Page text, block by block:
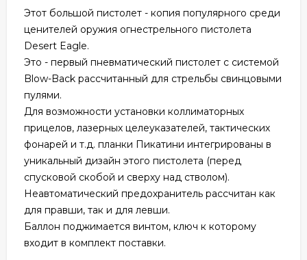
Этот большой пистолет - копия популярного среди
ценителей оружия огнестрельного пистолета
Desert Eagle.
Это - первый пневматический пистолет с системой
Blow-Back рассчитанный для стрельбы свинцовыми
пулями.
Для возможности установки коллиматорных
прицелов, лазерных целеуказателей, тактических
фонарей и т.д. планки Пикатини интегрированы в
уникальный дизайн этого пистолета (перед
спусковой скобой и сверху над стволом).
Неавтоматический предохранитель рассчитан как
для правши, так и для левши.
Баллон поджимается винтом, ключ к которому
входит в комплект поставки.